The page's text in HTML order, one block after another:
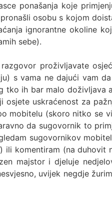
ponašanja koje
osobu s kojom
ignorantne okoline
sebe).
proživljavate
s vama ne dajući vam
tko ih bar malo doživljava
uskraćenost za
mobitelu (skoro nitko se
da sugovornik to
sugovornikov
) ili komentiram (na duhovit
majstor i djeluje
uvijek negdje